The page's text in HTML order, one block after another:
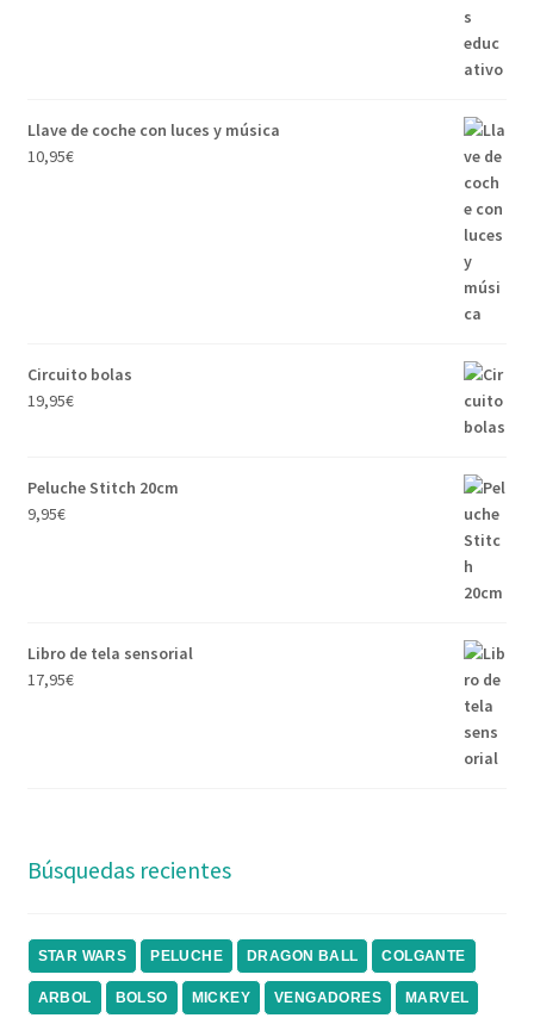
Llave de coche con luces y música
10,95€
Circuito bolas
19,95€
Peluche Stitch 20cm
9,95€
Libro de tela sensorial
17,95€
Búsquedas recientes
STAR WARS PELUCHE DRAGON BALL COLGANTE
ARBOL BOLSO MICKEY VENGADORES MARVEL